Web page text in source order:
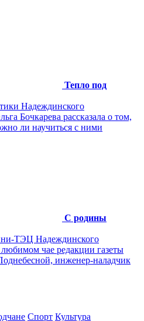
Тепло под
Надеждинского
Бочкарева рассказала о том,
ли научиться с ними
С родины
ТЭЦ Надеждинского
любимом чае редакции газеты
инженер-наладчик
Спорт Культура